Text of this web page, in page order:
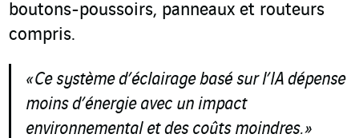
boutons-poussoirs, panneaux et routeurs
compris.
«Ce systèmed’éclairage basé sur l’IA dépense
moins d’énergie avec un impact
environnemental et des coûts moindres. »